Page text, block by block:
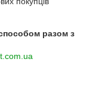
разом з